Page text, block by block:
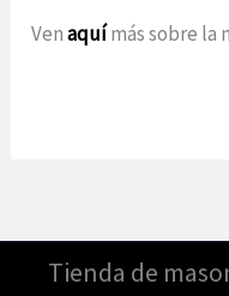
Venaquímás sobre la
Tienda de